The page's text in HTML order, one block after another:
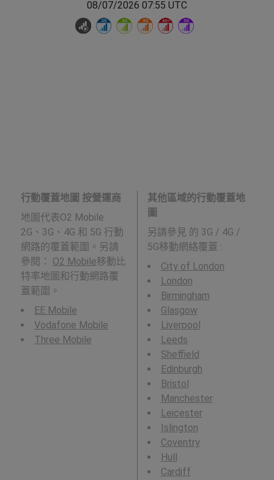
08/07/2026 07:55 UTC
行動覆蓋地圖 按營運商
地圖代表O2 Mobile
2G、3G、4G 和 5G 行動
網路的覆蓋範圍。另請
參閱： O2 Mobile移動比
特率地圖和行動網路覆
蓋範圍。
EE Mobile
Vodafone Mobile
Three Mobile
其他區域的行動覆蓋地
圖
另請參見 的 3G / 4G /
5G移動網絡覆蓋 :
City of London
London
Birmingham
Glasgow
Liverpool
Leeds
Sheffield
Edinburgh
Bristol
Manchester
Leicester
Islington
Coventry
Hull
Cardiff